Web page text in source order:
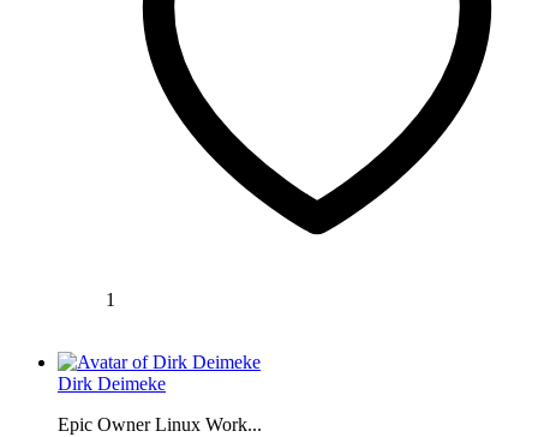
1
Dirk Deimeke
Epic Owner Linux Work...